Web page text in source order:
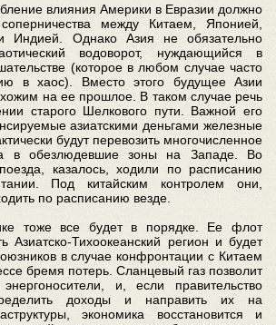
влияния Америки в Евразии должно
между Китаем, Японией,
Индией. Однако Азия не обязательно
водоворот, нуждающийся в
(которое в любом случае часто
в хаос). Вместо этого будущее Азии
на ее прошлое. В таком случае речь
старого Шелкового пути. Важной его
азиатскими деньгами железные
будут перевозить многочисленное
в обезлюдевшие зоны на Западе. Во
казалось, ходили по расписанию
Под китайским контролем они,
по расписанию везде.
тоже все будет в порядке. Ее флот
Азиатско-Тихоокеанский регион и будет
в случае конфронтации с Китаем
бремя потерь. Сланцевый газ позволит
и, если правительство
доходы и направить их на
экономика восстановится и